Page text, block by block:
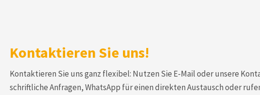
Kontaktieren Sie uns!
Kontaktieren Sie uns ganz flexibel: Nutzen Sie E-Mail oder unsere
schriftliche Anfragen, WhatsApp für einen direkten Austausch oder